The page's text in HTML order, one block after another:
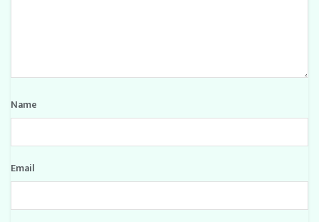
Name
Email